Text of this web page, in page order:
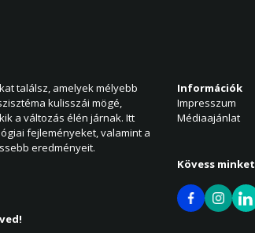
találsz, amelyek mélyebb
kulisszái mögé,
a változás élén járnak. Itt
fejleményeket, valamint a
eredményeit.
Információk
Impresszum
Médiaajánlat
Kövess minket